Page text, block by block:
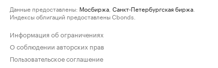
Данные предоставлены: Мосбиржа Санкт-Петербургская биржа
Индексы облигаций предоставлены Cbonds.
Информация об ограничениях
О соблюдении авторских прав
Пользовательское соглашение